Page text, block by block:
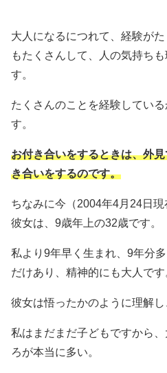
大人になるにつれて、経験が
もたくさんして、人の気持ち
す。
たくさんのことを経験してい
す。
お付き合いをするときは、外
き合いをするのです。
ちなみに今（2004年4月24日
彼女は、9歳年上の32歳です。
私より9年早く生まれ、9年分
だけあり、精神的にも大人です
彼女は悟ったかのように理解し
私はまだまだ子どもですから
ろが本当に多い。